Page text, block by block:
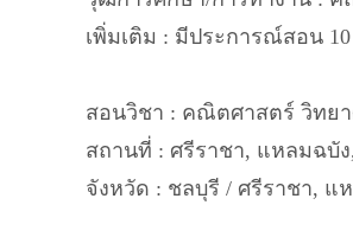
เพิ่มเติม : มีประการณ์สอน 10
สอนวิชา : คณิตศาสตร์ วิทย
สถานที่ : ศรีราชา, แหลมฉบั
จังหวัด : ชลบุรี / ศรีราชา,